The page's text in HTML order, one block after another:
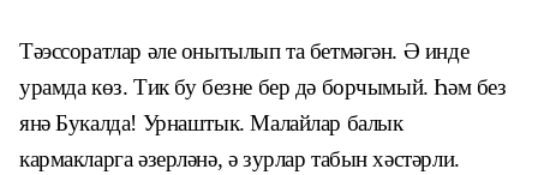
Тәэссоратлар әле онытылып та бетмәгән. Ә инде
урамда көз. Тик бу безне бер дә борчымый. Һәм без
янә Букалда! Урнаштык. Малайлар балык
кармакларга әзерләнә, ә зурлар табын хәстәрли.